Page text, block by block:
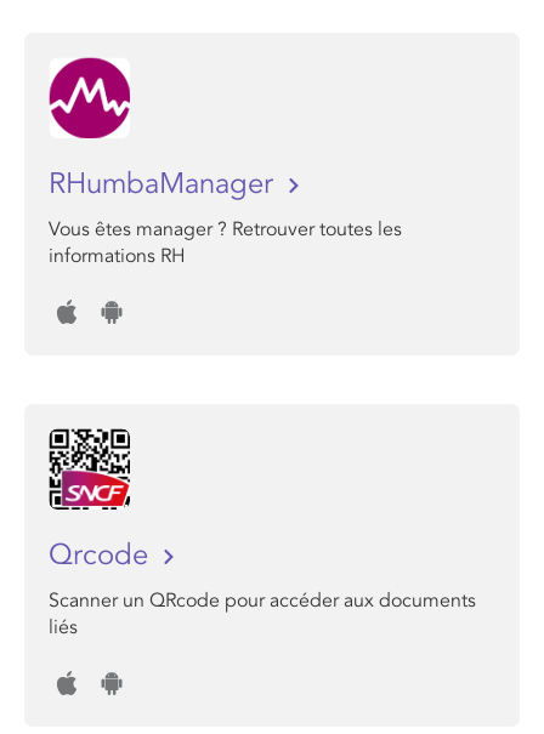
RHumbaManager
Vous êtes manager ? Retrouver toutes les
informations RH
Qrcode
Scanner un QRcode pour accéder aux documents
liés